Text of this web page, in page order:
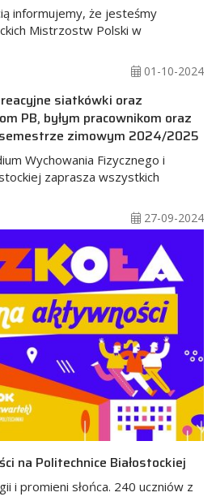
informujemy, że jesteśmy
Mistrzostw Polski w
01-10-2024
siatkówki oraz
PB, byłym pracownikom oraz
semestrze zimowym 2024/2025
Wychowania Fizycznego i
zaprasza wszystkich
27-09-2024
na Politechnice Białostockiej
i promieni słońca. 240 uczniów z